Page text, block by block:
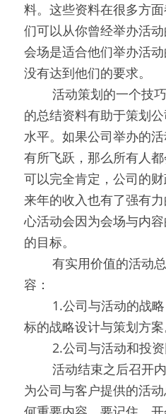
料。这些资料在很多方
们可以从你曾经举办活
会场是适合他们举办活
没有达到他们的要求。
活动策划的一个技
的总结资料有助于策划
水平。如果公司举办的
有所飞跃，那么所有人
可以完全肯定，公司的
来年的收入也有了强有
心活动会因为会场与内
的目标。
有实用价值的活动
容：
1.公司与活动的战
标的战略设计与策划方案
2.公司与活动和投资
活动结束之后召开
为公司与客户提供的活